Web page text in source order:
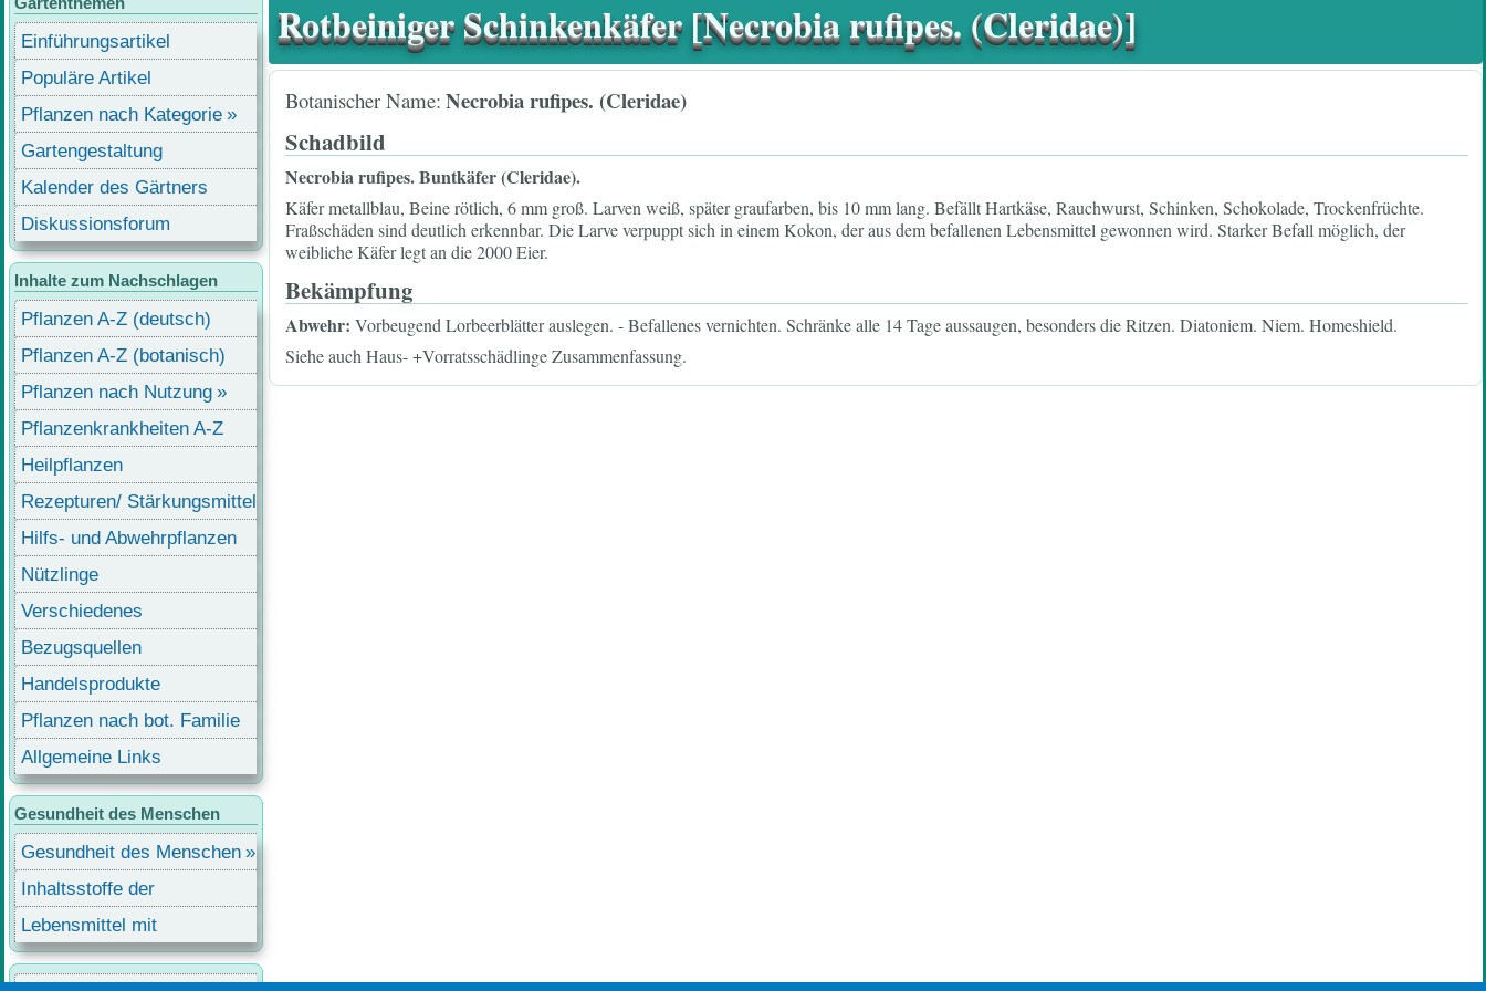
Rotbeiniger Schinkenkäfer [Necrobia rufipes. (Cleridae)]
Botanischer Name Necrobia rufipes. (Cleridae)
Schadbild
Necrobia rufipes. Buntkäfer (Cleridae).
Käfer metallblau, Beine rötlich, 6 mm groß. Larven weiß, später graufarben, bis 10 mm lang. Befällt Hartkäse, Rauchwurst, Schinken, Schokolade, Trockenfrüchte.
Fraßschäden sind deutlich erkennbar. Die Larve verpuppt sich in einem Kokon, der aus dem befallenen Lebensmittel gewonnen wird. Starker Befall möglich, der
weibliche Käfer legt an die 2000 Eier.
Bekämpfung
Abwehr: Vorbeugend Lorbeerblätter auslegen. - Befallenes vernichten. Schränke alle 14 Tage aussaugen, besonders die Ritzen. Diatoniem. Niem. Homeshield.
Siehe auch Haus- +Vorratsschädlinge Zusammenfassung.
Einführungsartikel
Populäre Artikel
Pflanzen nach Kategorie
Gartengestaltung
Kalender des Gärtners
Diskussionsforum
Inhalte zum Nachschlagen
Pflanzen A-Z (deutsch)
Pflanzen A-Z (botanisch)
Pflanzen nach Nutzung
Pflanzenkrankheiten A-Z
Heilpflanzen
Rezepturen/ Stärkungsmittel
Hilfs- und Abwehrpflanzen
Nützlinge
Verschiedenes
Bezugsquellen
Handelsprodukte
Pflanzen nach bot. Familie
Allgemeine Links
Gesundheit des Menschen
Gesundheit des Menschen
Inhaltsstoffe der
Lebensmittel
Lebensmittel mit
Inhaltsstoffen
Benutzermenü